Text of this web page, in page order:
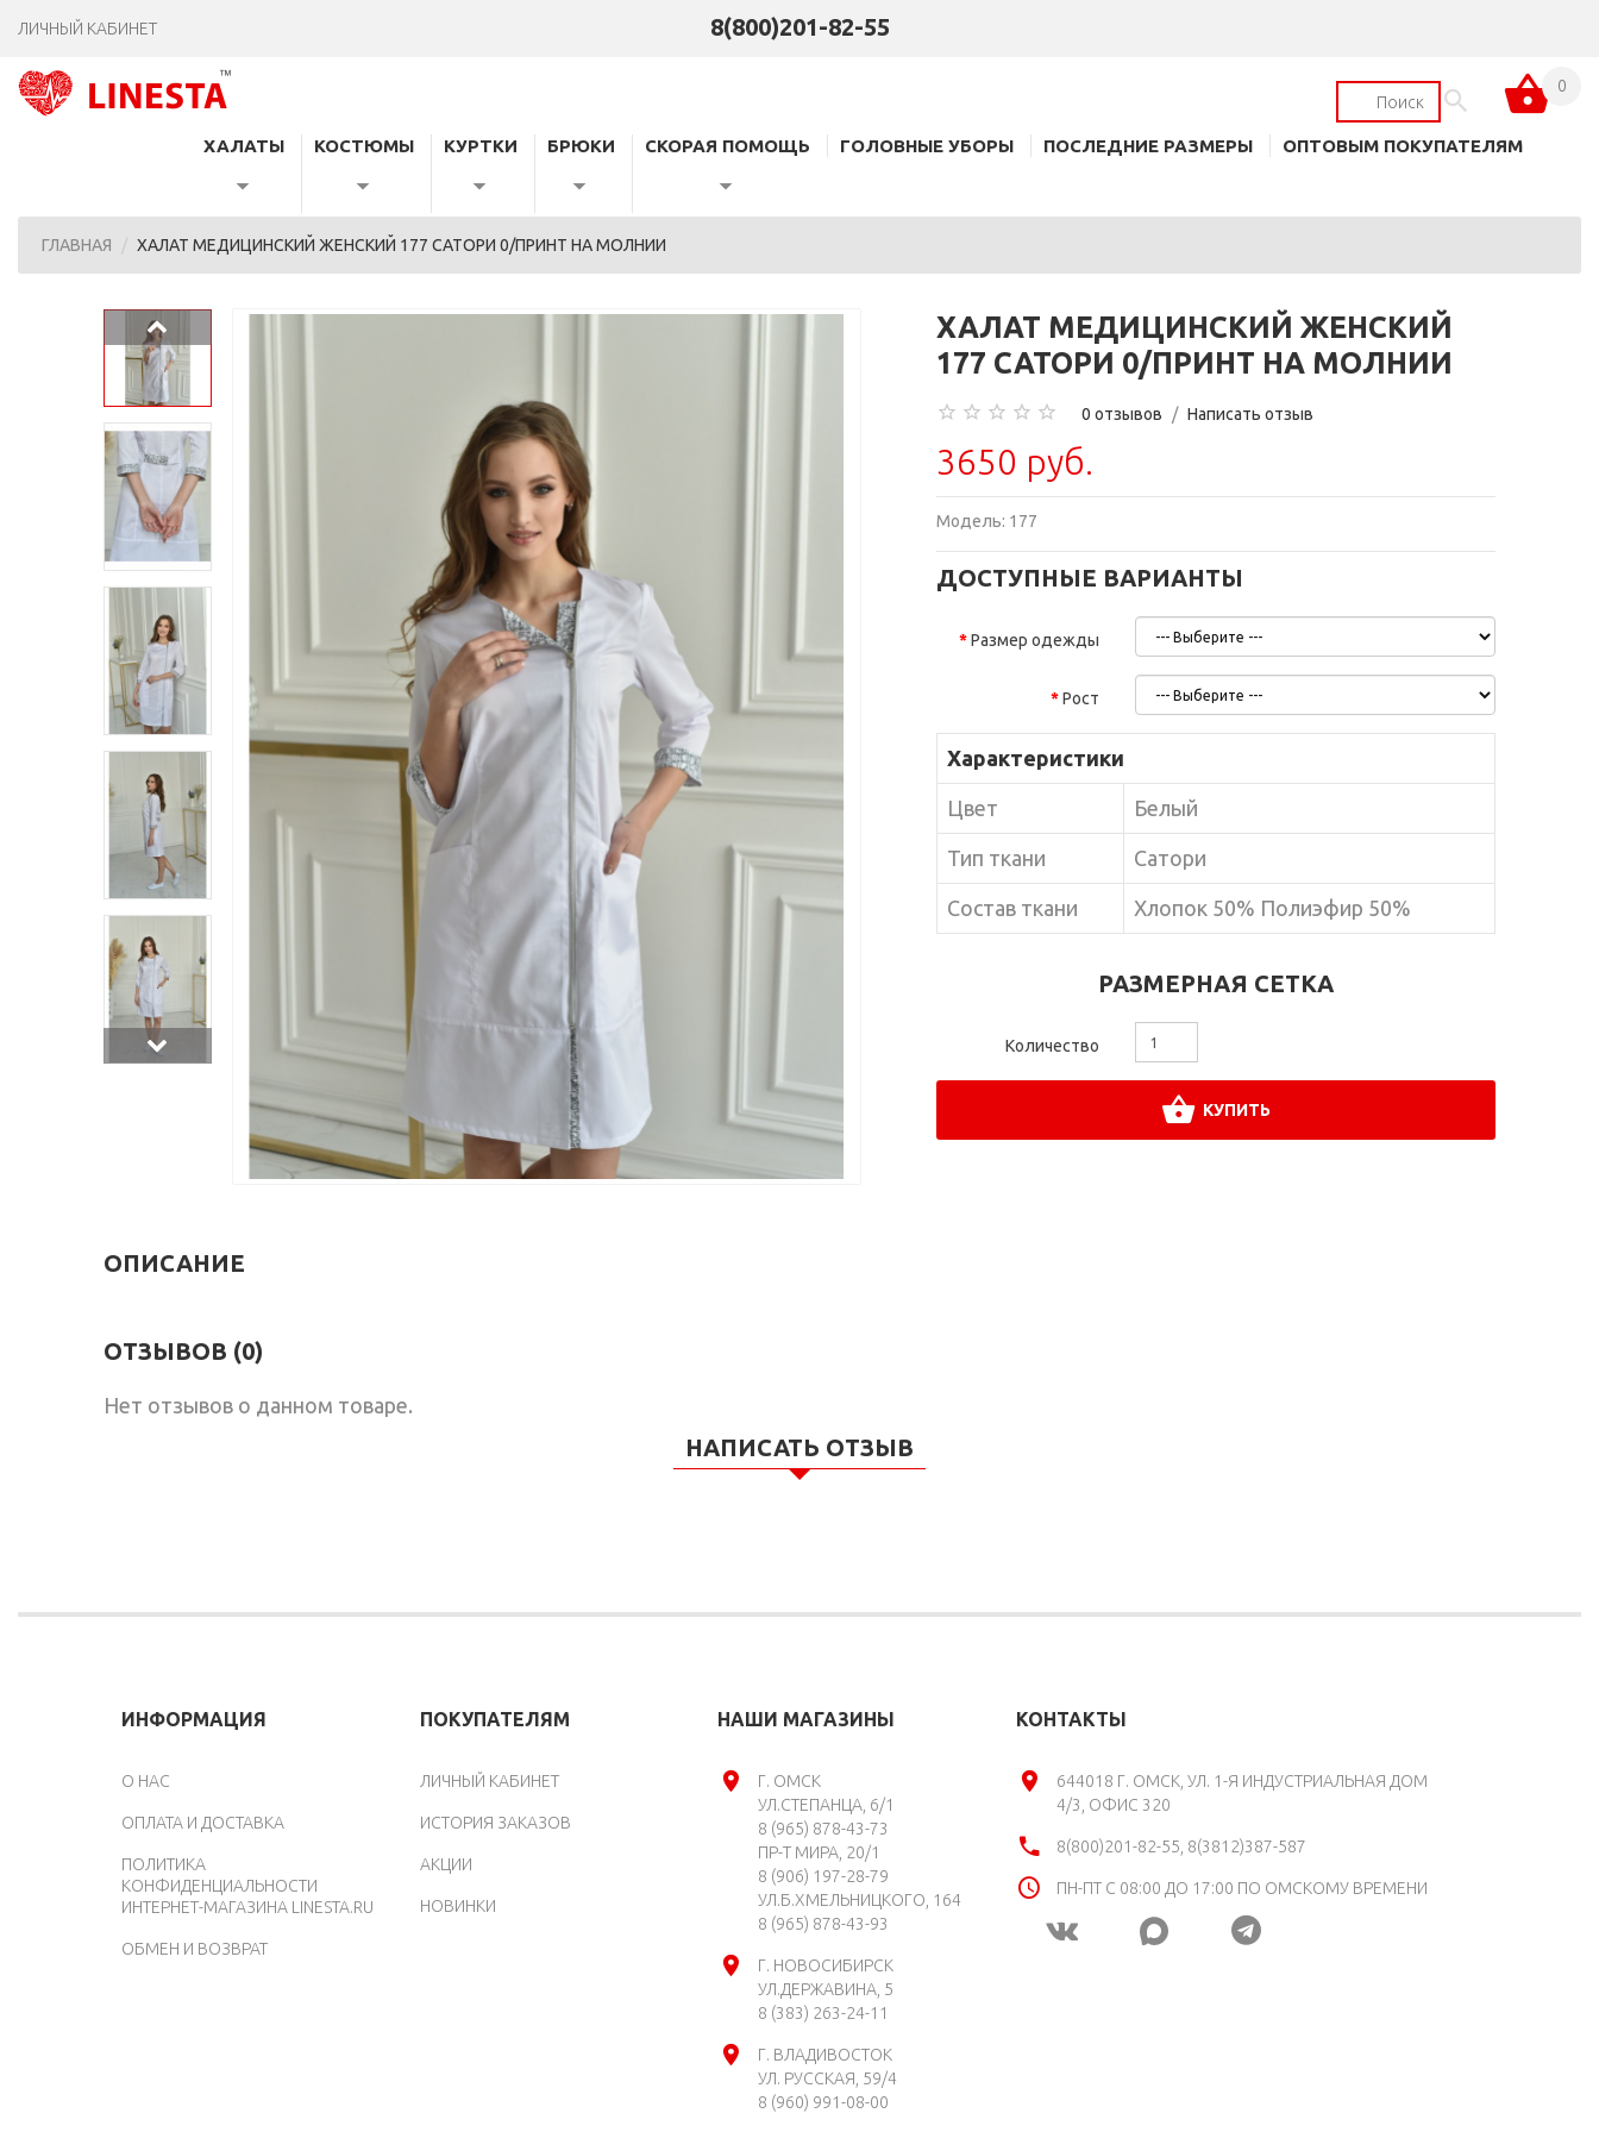
8(800)201-82-55
ЛИЧНЫЙ КАБИНЕТ
0
ХАЛАТЫ КОСТЮМЫ КУРТКИ БРЮКИ СКОРАЯ ПОМОЩЬ ГОЛОВНЫЕ УБОРЫ ПОСЛЕДНИЕ РАЗМЕРЫ ОПТОВЫМ ПОКУПАТЕЛЯМ
ГЛАВНАЯ ХАЛАТ МЕДИЦИНСКИЙ ЖЕНСКИЙ 177 САТОРИ 0/ПРИНТ НА МОЛНИИ
ХАЛАТ МЕДИЦИНСКИЙ ЖЕНСКИЙ
177 САТОРИ 0/ПРИНТ НА МОЛНИИ
0 отзывов / Написать отзыв
3650 руб.
Модель: 177
ДОСТУПНЫЕ ВАРИАНТЫ
Размер одежды
Рост
Характеристики
Цвет Белый
Тип ткани Сатори
Состав ткани Хлопок 50% Полиэфир 50%
РАЗМЕРНАЯ СЕТКА
Количество
КУПИТЬ
ОПИСАНИЕ
ОТЗЫВОВ (0)
Нет отзывов о данном товаре.
НАПИСАТЬ ОТЗЫВ
ИНФОРМАЦИЯ
O НАС
ОПЛАТА И ДОСТАВКА
ПОЛИТИКА
КОНФИДЕНЦИАЛЬНОСТИ
ИНТЕРНЕТ-МАГАЗИНА LINESTA.RU
ОБМЕН И ВОЗВРАТ
ПОКУПАТЕЛЯМ
ЛИЧНЫЙ КАБИНЕТ
ИСТОРИЯ ЗАКАЗОВ
АКЦИИ
НОВИНКИ
НАШИ МАГАЗИНЫ
Г. ОМСК
УЛ.СТЕПАНЦА, 6/1
8 (965) 878-43-73
ПР-Т МИРА, 20/1
8 (906) 197-28-79
УЛ.Б.ХМЕЛЬНИЦКОГО, 164
8 (965) 878-43-93
Г. НОВОСИБИРСК
УЛ.ДЕРЖАВИНА, 5
8 (383) 263-24-11
Г. ВЛАДИВОСТОК
УЛ. РУССКАЯ, 59/4
8 (960) 991-08-00
КОНТАКТЫ
644018 Г. ОМСК, УЛ. 1-Я ИНДУСТРИАЛЬНАЯ ДОМ
4/3, ОФИС 320
8(800)201-82-55, 8(3812)387-587
ПН-ПТ С 08:00 ДО 17:00 ПО ОМСКОМУ ВРЕМЕНИ